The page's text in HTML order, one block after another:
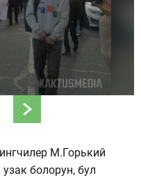
М.Горький
болорун, бул